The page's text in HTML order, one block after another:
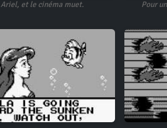
Ariel, et le cinéma muet. Pour